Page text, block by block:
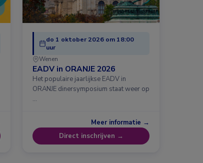
do 1 oktober 2026 om 18:00
uur
Wenen
EADV in ORANJE 2026
Het populaire jaarlijkse EADV in
ORANJE dinersymposium staat weer op
…
Meer informatie →
Direct inschrijven →